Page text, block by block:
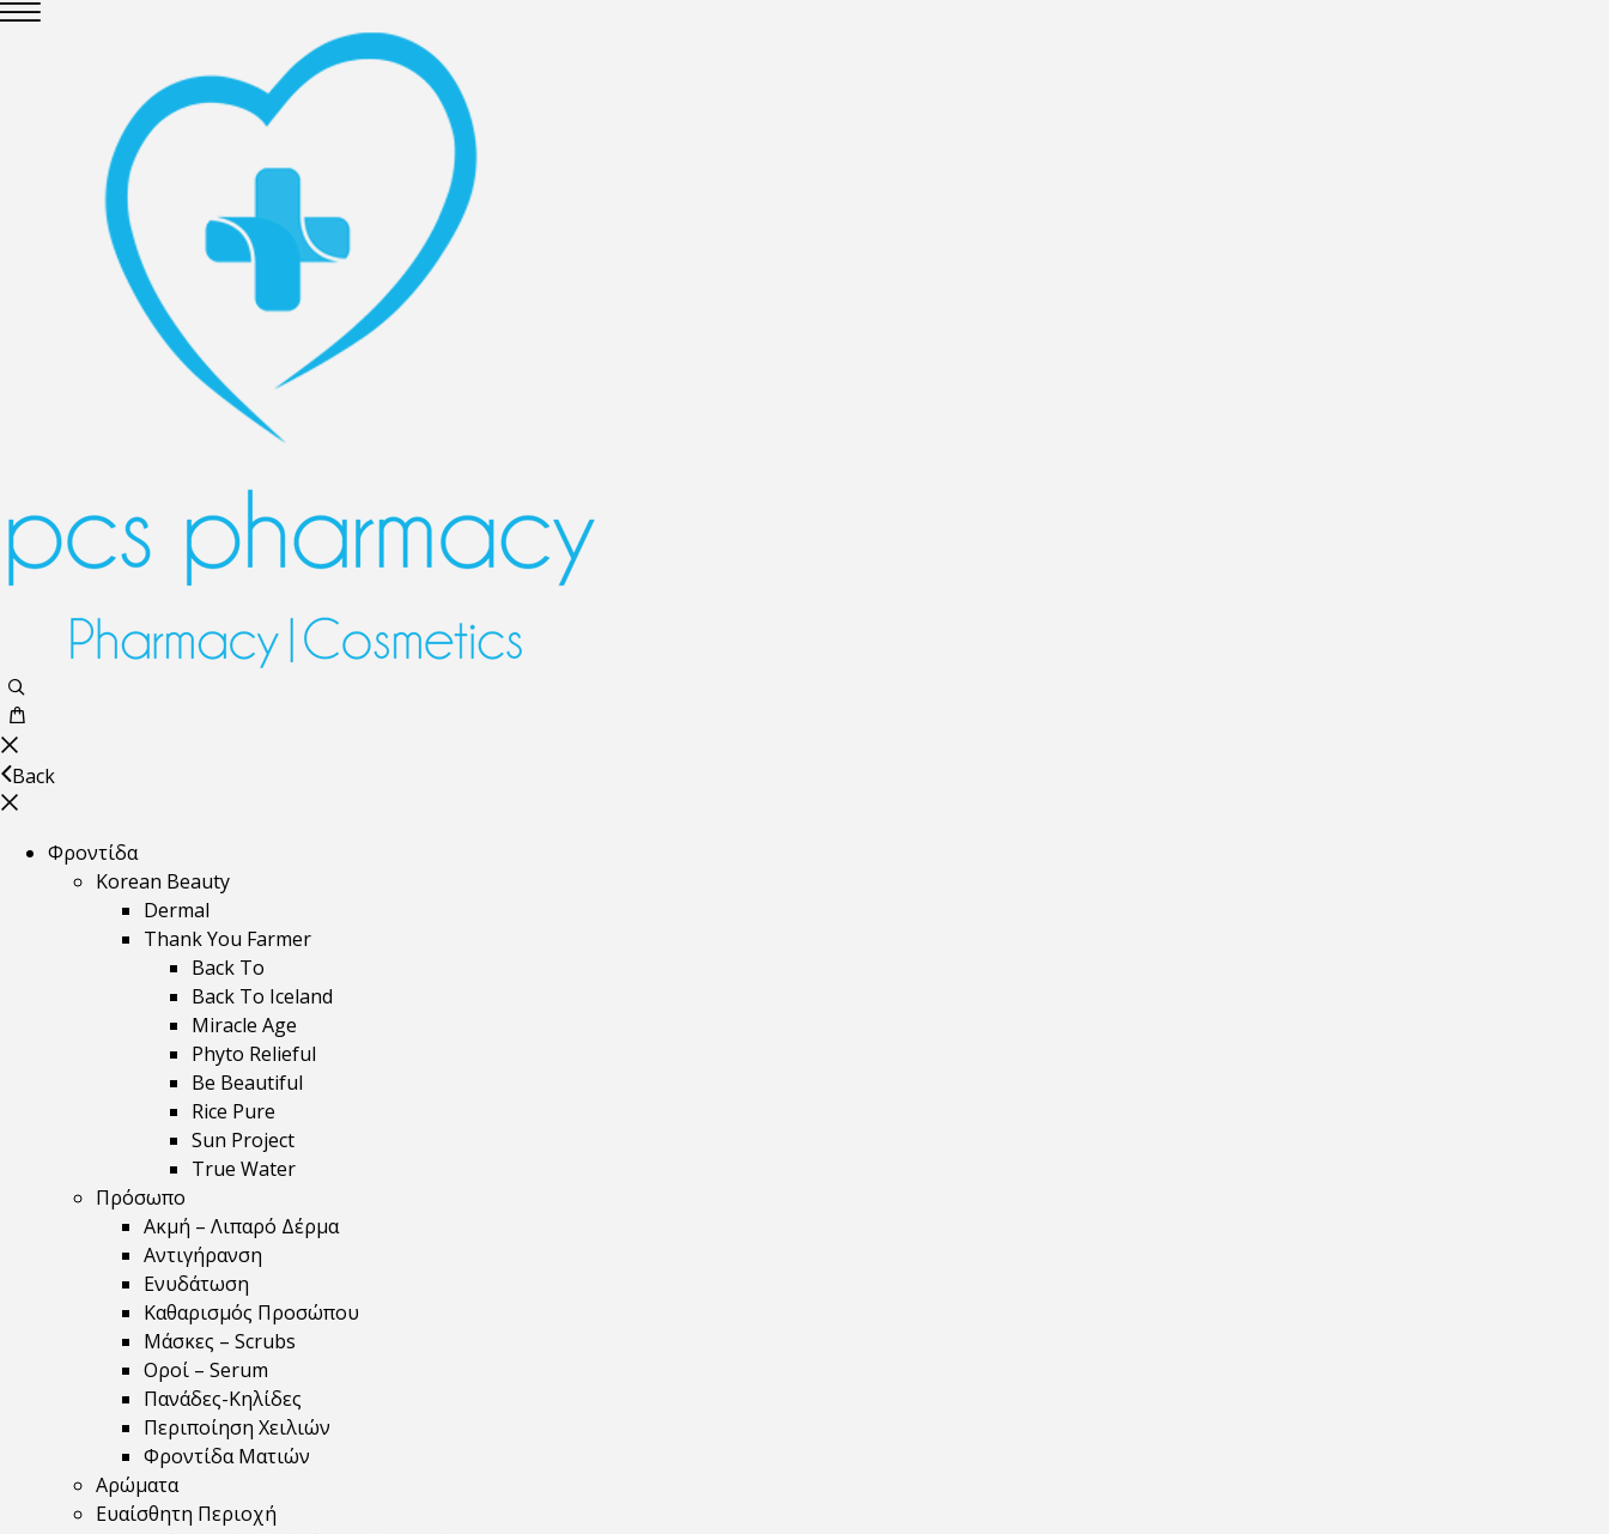
Back
Φροντίδα
Korean Beauty
Dermal
Thank You Farmer
Back To
Back To Iceland
Miracle Age
Phyto Relieful
Be Beautiful
Rice Pure
Sun Project
True Water
Πρόσωπο
Ακμή – Λιπαρό Δέρμα
Αντιγήρανση
Ενυδάτωση
Καθαρισμός Προσώπου
Μάσκες – Scrubs
Οροί – Serum
Πανάδες-Κηλίδες
Περιποίηση Χειλιών
Φροντίδα Ματιών
Αρώματα
Ευαίσθητη Περιοχή